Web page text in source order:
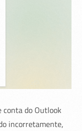
conta do Outlook
incorretamente,